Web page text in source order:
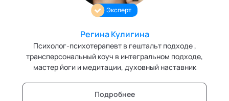
Фасилитация и модерация
Христианский коучинг
Цифровой профайлинг
Эксперт
Регина Кулигина
Психолог-психотерапевт в гештальт подходе ,
трансперсональный коуч в интегральном подходе,
мастер йоги и медитации, духовный наставник
Подробнее